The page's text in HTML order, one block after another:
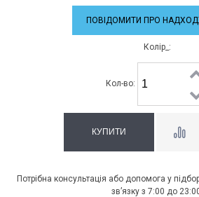
ПОВІДОМИТИ ПРО
Колір_:
Кол-во:
Потрібна консультація або допомога у
зв’язку з 7:00 до